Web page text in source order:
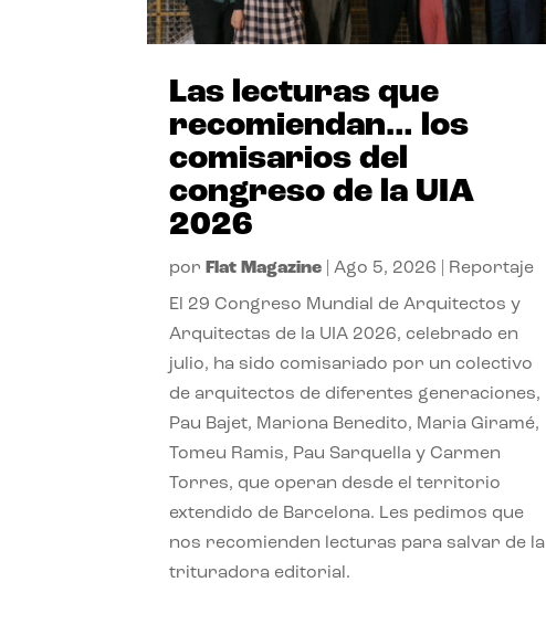
Las lecturas que
recomiendan… los
comisarios del
congreso de la UIA
2026
por Flat Magazine |Ago 5, 2026 Reportaje
El 29 Congreso Mundial de Arquitectos y
Arquitectas de la UIA 2026, celebrado en
julio, ha sido comisariado por un colectivo
de arquitectos de diferentes generaciones,
Pau Bajet, Mariona Benedito, Maria Giramé,
Tomeu Ramis, Pau Sarquella y Carmen
Torres, que operan desde el territorio
extendido de Barcelona. Les pedimos que
nos recomienden lecturas para salvar de la
trituradora editorial.